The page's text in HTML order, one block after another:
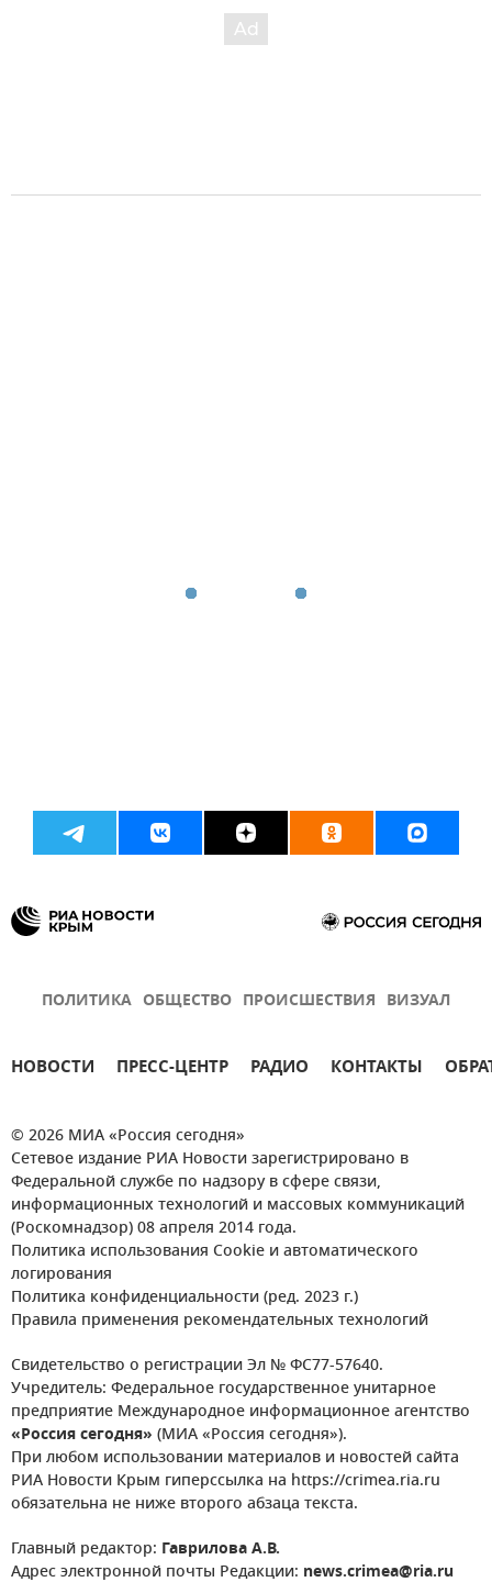
ПОЛИТИКА ОБЩЕСТВО ПРОИСШЕСТВИЯ ВИЗУАЛ
НОВОСТИ ПРЕСС-ЦЕНТР РАДИО КОНТАКТЫ
© 2026 МИА «Россия сегодня»
Сетевое издание РИА Новости зарегистрировано в
Федеральной службе по надзору в сфере связи,
информационных технологий и массовых коммуникаций
(Роскомнадзор) 08 апреля 2014 года.
Политика использования Cookie и автоматического
логирования
Политика конфиденциальности (ред. 2023 г.)
Правила применения рекомендательных технологий
Свидетельство о регистрации Эл № ФС77-57640.
Учредитель: Федеральное государственное унитарное
предприятие Международное информационное агентство
«Россия сегодня» (МИА «Россия сегодня»).
При любом использовании материалов и новостей сайта
РИА Новости Крым гиперссылка на https://crimea.ria.ru
обязательна не ниже второго абзаца текста.
Главный редактор: Гаврилова А.В.
Адрес электронной почты Редакции: news.crimea@ria.ru